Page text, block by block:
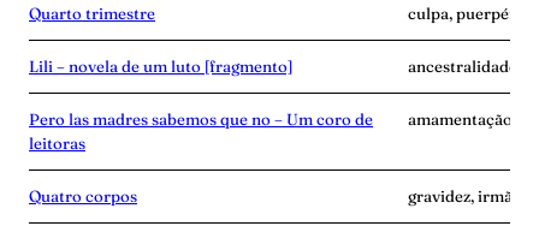
Quarto trimestre culpa, puerpério,
Lili – novela de um luto [fragmento] ancestralidade,
Pero las madres sabemos que no – Um coro de
leitoras
amamentação,
Quatro corpos gravidez,